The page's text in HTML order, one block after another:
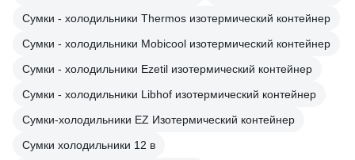
Сумки - холодильники Thermos изотермический контейнер
Сумки - холодильники Mobicool изотермический контейнер
Сумки - холодильники Ezetil изотермический контейнер
Сумки - холодильники Libhof изотермический контейнер
Сумки-холодильники EZ Изотермический контейнер
Сумки холодильники 12 в